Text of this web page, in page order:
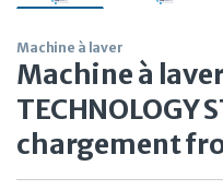
Machine à laver
Machine à
TECHNOLOGY
chargement